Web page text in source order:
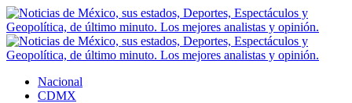
Nacional
CDMX